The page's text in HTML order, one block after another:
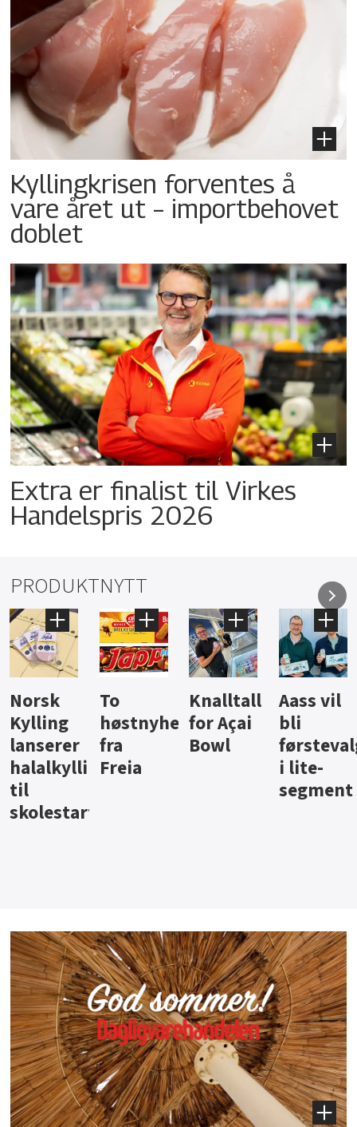
Kyllingkrisen forventes å
vare året ut – importbehovet
doblet
Extra er finalist til Virkes
Handelspris 2026
PRODUKTNYTT
Knalltall
for Açai
Bowl
Aass vil
bli
førstevalg
i lite-
Brus og
jus fra
Berentsen
Hard
iste fra
Hansa